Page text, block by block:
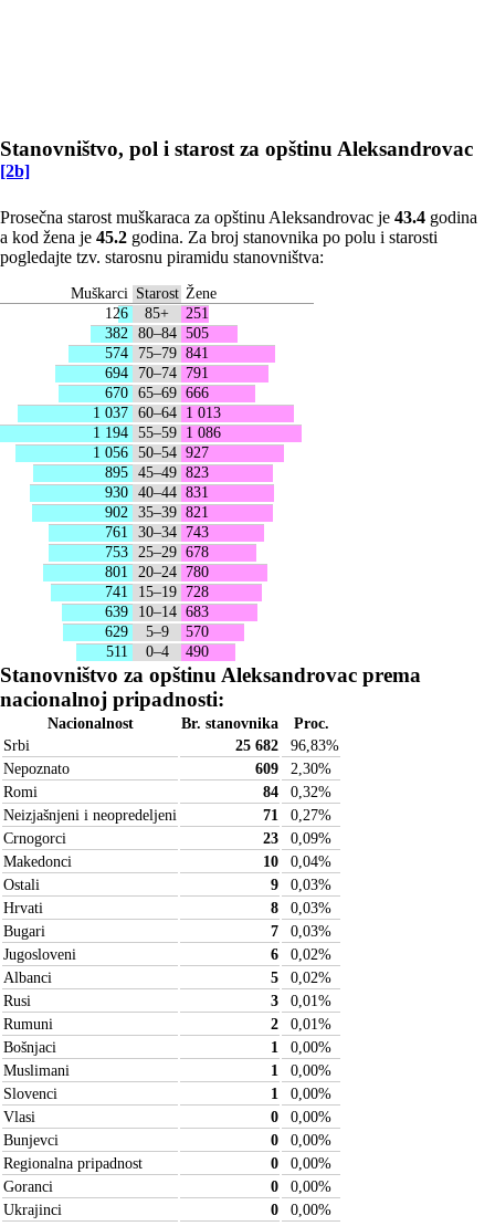
Stanovništvo, pol i starost za opštinu Aleksandrovac
[2b]
Prosečna starost muškaraca za opštinu Aleksandrovac je 43.4 godina
a kod žena je 45.2 godina. Za broj stanovnika po polu i starosti
pogledajte tzv. starosnu piramidu stanovništva:
Muškarci Starost Žene
126
85+
251
382
80–84 505
574
75–79 841
694
70–74
791
670 65–69 666
1 037 60–64
1 013
1 194 55–59
1 086
1 056 50–54 927
895 45–49 823
930 40–44 831
902
35–39 821
761
30–34
743
753
25–29 678
801
20–24
780
741
15–19
728
639
10–14 683
629
5–9
570
511
0–4 490
Stanovništvo za opštinu Aleksandrovac prema
nacionalnoj pripadnosti:
Nacionalnost Br. stanovnika
Proc.
Srbi
25 682 96,83%
Nepoznato
609 2,30%
Romi
84 0,32%
Neizjašnjeni i neopredeljeni
71 0,27%
Crnogorci
23 0,09%
Makedonci
10 0,04%
Ostali
9 0,03%
Hrvati
8 0,03%
Bugari
7 0,03%
Jugosloveni
6 0,02%
Albanci
5 0,02%
Rusi
3 0,01 %
Rumuni
2 0,01 %
Bošnjaci
1 0,00%
Muslimani
1 0,00%
Slovenci
1 0,00%
Vlasi
0 0,00%
Bunjevci
0 0,00%
Regionalna pripadnost
0 0,00%
Goranci
0 0,00%
Ukrajinci
0 0,00%